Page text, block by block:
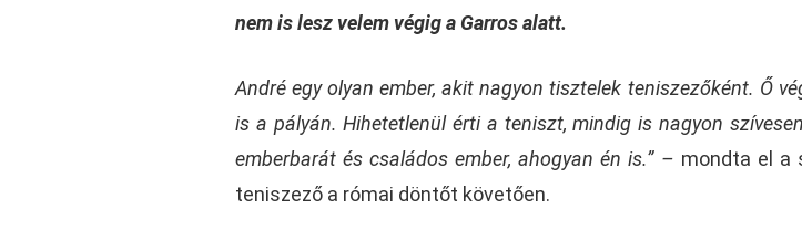
nem is lesz velem végig a Garros alatt.
André egy olyan ember, akit nagyon tisztelek teniszezőként. Ő
is a pályán. Hihetetlenül érti a teniszt, mindig is nagyon
emberbarát és családos ember, ahogyan én is.” – mondta el a
teniszező a római döntőt követően.